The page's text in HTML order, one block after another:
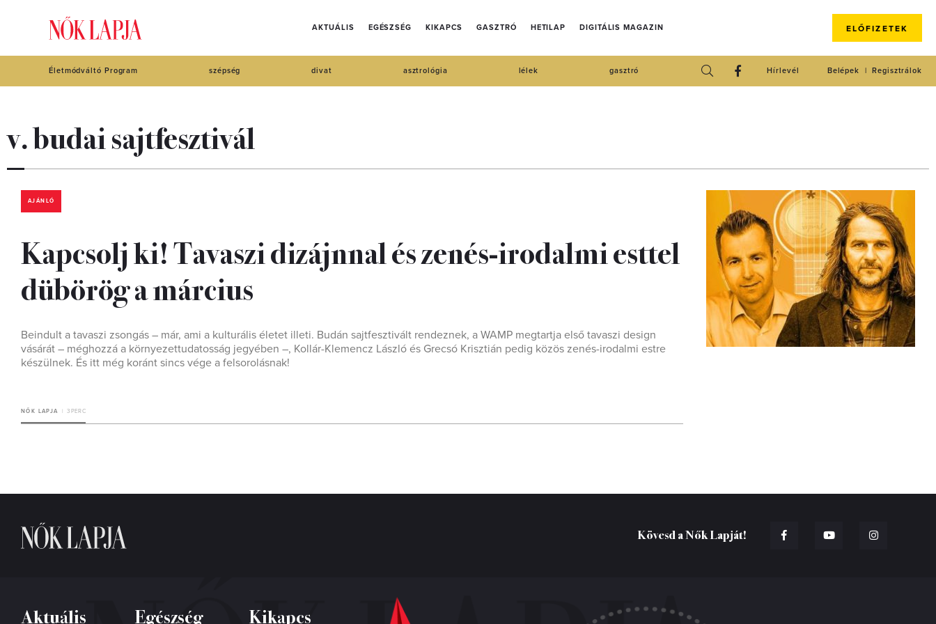
AKTUÁLIS EGÉSZSÉG KIKAPCS GASZTRÓ HETILAP DIGITÁLIS MAGAZIN ELŐFIZETEK
Életmódváltó Program szépség divat asztrológia lélek gasztró Regisztrálok
Belépek
Hírlevél
v. budai sajtfesztivál
AJÁNLÓ
Kapcsolj ki! Tavaszi dizájnnal és zenés-irodalmi esttel
dübörög a március
Beindult a tavaszi zsongás – már, ami a kulturális életet illeti. Budán sajtfesztivált rendeznek, a WAMP megtartja első tavaszi design
vásárát – méghozzá a környezettudatosság jegyében –, Kollár-Klemencz László és Grecsó Krisztián pedig közös zenés-irodalmi estre
készülnek. És itt még koránt sincs vége a felsorolásnak!
NŐK LAPJA 3 PERC
Kövesd a Nők Lapját!
Aktuális Egészség Kikapcs